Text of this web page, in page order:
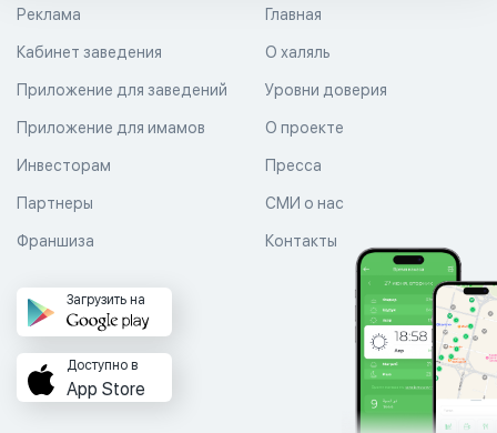
Главная
О халяль
Уровни доверия
Реклама
Кабинет заведения
Приложение для заведений
Приложение для имамов О проекте
Пресса
СМИ о нас
Контакты
Инвесторам
Партнеры
Франшиза
Загрузить на
Доступно в
App Store